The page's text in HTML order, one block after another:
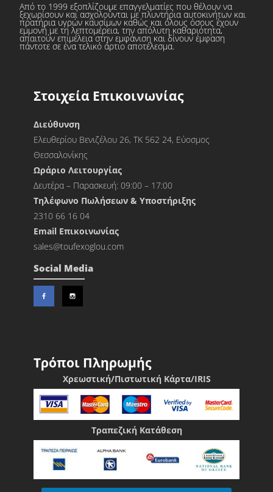
Από το 1999 εξοπλίζουμε επαγγελματίες που θέλουν να
ξεχωρίσουν και ασχολούνται με πλυντήρια αυτοκινήτων και
πρατήρια υγρών καυσίμων καθώς και όλους όσους έχουν
εμμονή με τη λεπτομέρεια, την απόλυτη καθαριότητα,
απαιτούν επιμέλεια στην εμφάνιση και δίνουν έμφαση
πάντοτε σε ένα τελικό άρτιο αποτέλεσμα.
Στοιχεία Επικοινωνίας
Διεύθυνση
Ελευθερίου Βενιζέλου 26, ΤΚ 562 24, Εύοσμος
Θεσσαλονίκης
Ωράριο Λειτουργίας
Δευτέρα – Παρασκευή: 09:00 – 17:00
Τηλέφωνο Πωλήσεων & Υποστήριξης
2310 66 16 04
Εmail Επικοινωνίας
sales@toufexoglou.com
Social Media
Τρόποι Πληρωμής
Χρεωστική/Πιστωτική Κάρτα/IRIS
Τραπεζική Κατάθεση